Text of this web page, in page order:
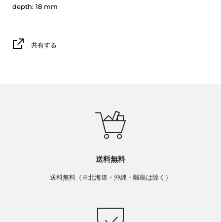
depth: 18 mm
共有する
送料無料
送料無料（※北海道・沖縄・離島は除く）